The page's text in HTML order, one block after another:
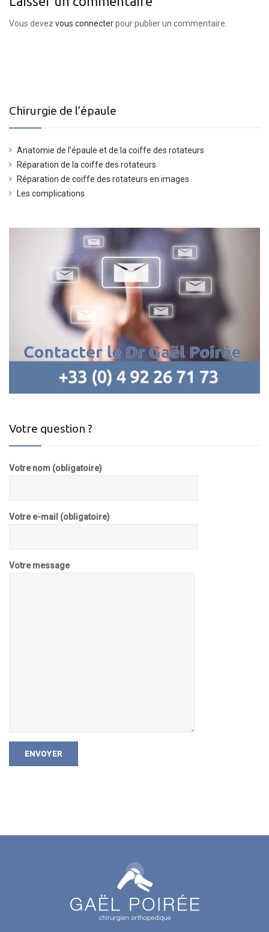
Vous devez vous connecterpour publier un commentaire.
Chirurgie de l’épaule
Anatomie de l’épaule et de la coiffe des rotateurs
Réparation de la coiffe des rotateurs
Réparation de coiffe des rotateurs en images
Les complications
Votre question ?
Votre nom (obligatoire)
Votre e-mail (obligatoire)
Votre message